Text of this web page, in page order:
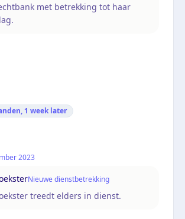
met betrekking tot haar
1 week later
2023
Nieuwe dienstbetrekking
treedt elders in dienst.